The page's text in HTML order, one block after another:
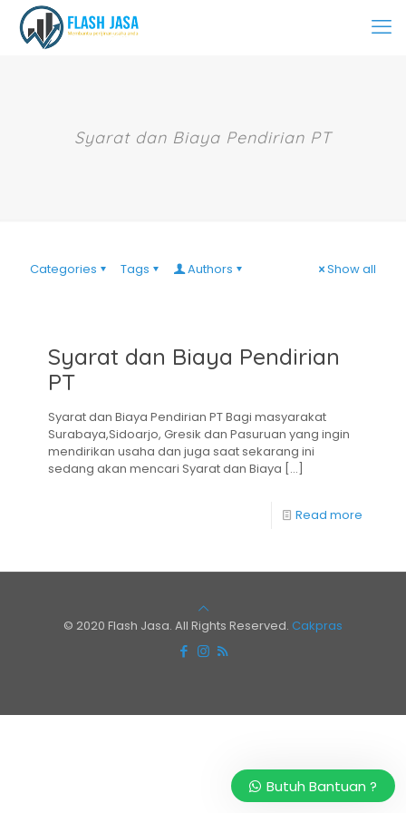
Syarat dan Biaya Pendirian PT
Categories Tags Authors Show all
Syarat dan Biaya Pendirian
PT
Syarat dan Biaya Pendirian PT Bagi masyarakat
Surabaya,Sidoarjo, Gresik dan Pasuruan yang ingin
mendirikan usaha dan juga saat sekarang ini
sedang akan mencari Syarat dan Biaya […]
Read more
© 2020 Flash Jasa. All Rights Reserved. Cakpras
Butuh Bantuan ?